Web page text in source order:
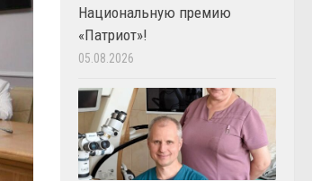
Национальную премию
«Патриот»!
05.08.2026